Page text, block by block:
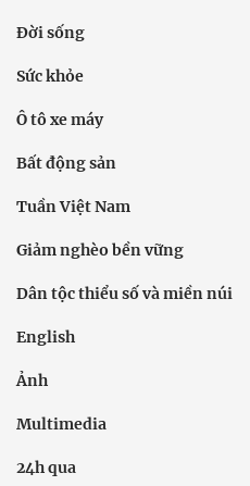
Đời sống
Sức khỏe
Ô tô xe máy
Bất động sản
Tuần Việt Nam
Giảm nghèo bền vững
Dân tộc thiểu số và miền núi
English
Ảnh
Multimedia
24h qua